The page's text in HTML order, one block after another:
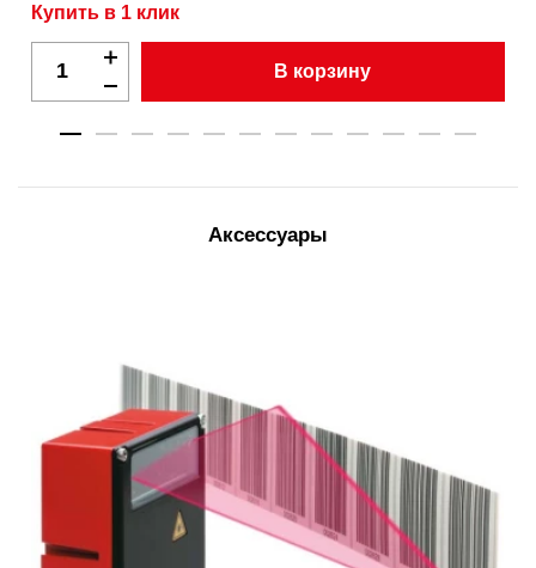
Купить в 1 клик
В корзину
Аксессуары